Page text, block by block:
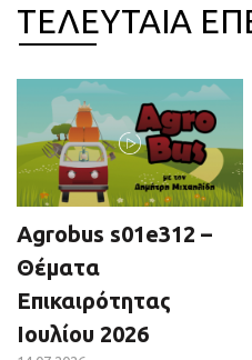
ΤΕΛΕΥΤΑΙΑ
Agrobus s01e312 –
Θέματα
Επικαιρότητας
Ιουλίου 2026